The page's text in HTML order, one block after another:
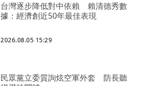
台灣逐步降低對中依賴 賴清德秀數
據：經濟創近50年最佳表現
2026.08.05 15:29
民眾黨立委質詢炫空軍外套 防長聽